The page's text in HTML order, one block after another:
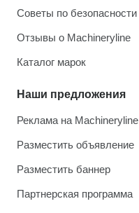
Советы по безопасности
Отзывы о Machineryline
Каталог марок
Наши предложения
Реклама на Machineryline
Разместить объявление
Разместить баннер
Партнерская программа